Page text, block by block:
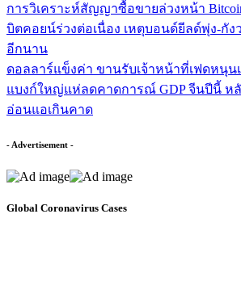
การวิเคราะห์สัญญาซื้อขายล่วงหน้า
บิตคอยน์ร่วงต่อเนื่อง เหตุบอนด์ยีลด์พุ่ง-กัง
อีกนาน
ดอลลาร์แข็งค่า ขานรับเจ้าหน้าที่เฟดหนุน
แบงก์ใหญ่แห่ลดคาดการณ์ GDP จีนปีนี้ หลั
อ่อนแอเกินคาด
- Advertisement -
Global Coronavirus Cases